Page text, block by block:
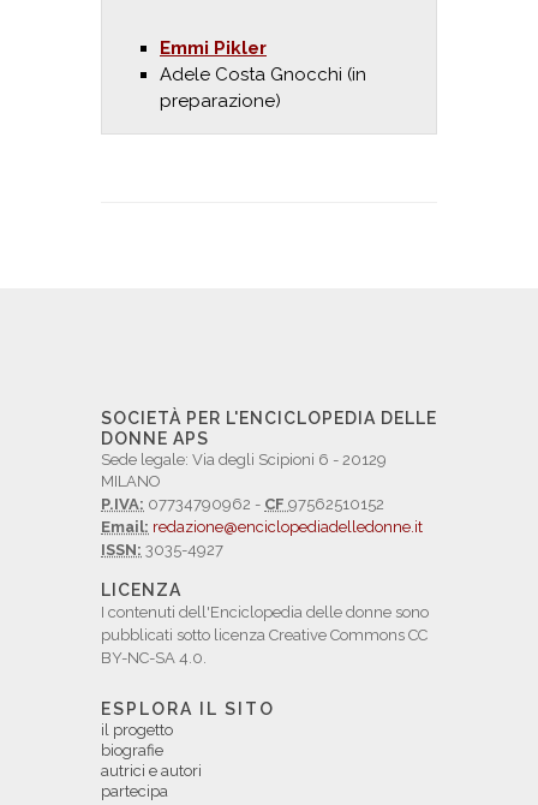
Emmi Pikler
Adele Costa Gnocchi (in
preparazione)
SOCIETÀ PER L'ENCICLOPEDIA DELLE
DONNE APS
Sede legale: Via degli Scipioni 6 - 20129
MILANO
P.IVA: 07734790962 - CF 97562510152
Email: redazione@enciclopediadelledonne.it
ISSN: 3035-4927
LICENZA
I contenuti dell'Enciclopedia delle donne sono
pubblicati sotto licenza Creative Commons CC
BY-NC-SA 4.0.
ESPLORA IL SITO
il progetto
biografie
autrici e autori
partecipa